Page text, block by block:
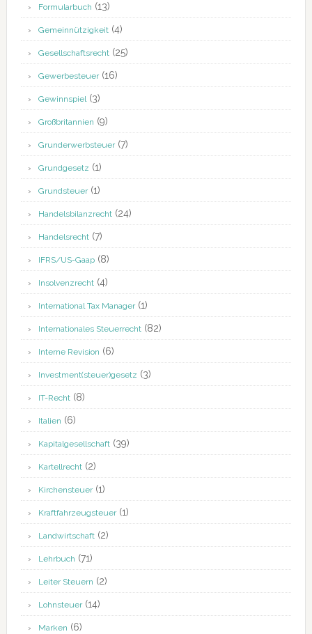
Formularbuch (13)
Gemeinnützigkeit(4)
Gesellschaftsrecht(25)
Gewerbesteuer(16)
Gewinnspiel(3)
Großbritannien (9)
Grunderwerbsteuer(7)
Grundgesetz (1)
Grundsteuer(1)
Handelsbilanzrecht(24)
Handelsrecht(7)
IFRS/US-Gaap(8)
Insolvenzrecht(4)
International Tax Manager(1)
Internationales Steuerrecht(82)
Interne Revision (6)
Investment(steuer)gesetz (3)
IT-Recht(8)
Italien (6)
Kapitalgesellschaft(39)
Kartellrecht(2)
Kirchensteuer(1)
Kraftfahrzeugsteuer(1)
Landwirtschaft(2)
Lehrbuch (71)
Leiter Steuern (2)
Lohnsteuer(14)
Marken (6)